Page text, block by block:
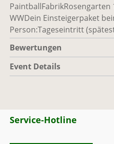
Ausreichend
So., 13.09.26,
Simmern / WW
Ausreichend
Simmern / WW
PaintballFabrikRosengarten
WWDein Einsteigerpaket
Person:Tageseintritt
Bewertungen
Event Details
Service-Hotline